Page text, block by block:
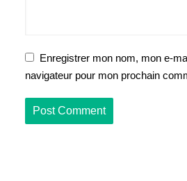
Enregistrer mon nom, mon e-
navigateur pour mon prochain